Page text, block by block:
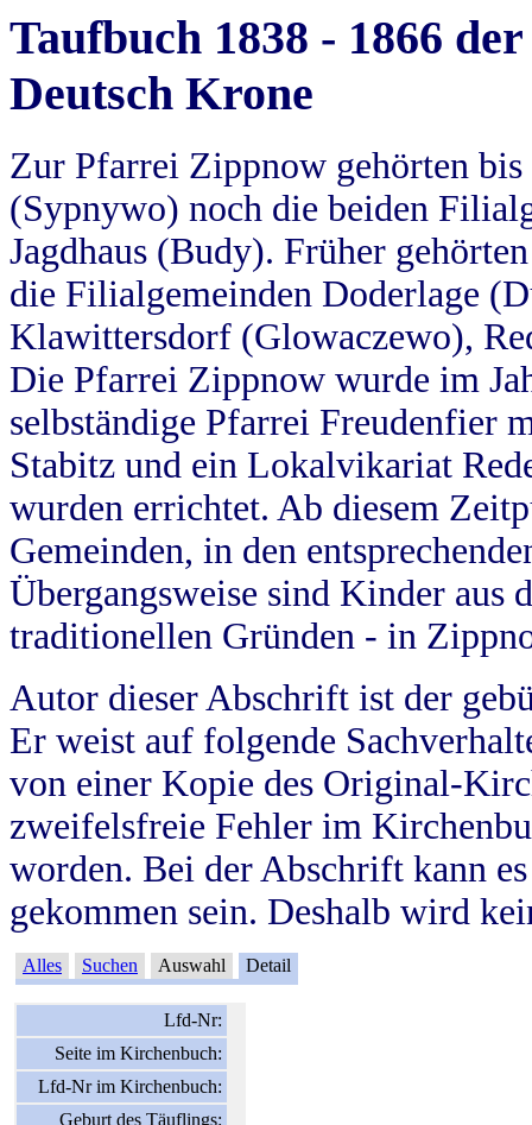
Taufbuch 1838 - 1866
Deutsch Krone
Zur Pfarrei Zippnow gehörten
(Sypnywo) noch die beiden
Jagdhaus (Budy). Früher
die Filialgemeinden Doderlage
Klawittersdorf (Glowaczewo),
Die Pfarrei Zippnow wurde im
selbständige Pfarrei Freudenfier
Stabitz und ein Lokalvikariat
wurden errichtet. Ab diesem
Gemeinden, in den
Übergangsweise sind Kinder aus
traditionellen Gründen - in
Autor dieser Abschrift ist der
Er weist auf folgende
von einer Kopie des Original-
zweifelsfreie Fehler im
worden. Bei der Abschrift kann
gekommen sein. Deshalb wird
Alles Suchen Auswahl Detail
Lfd-Nr:
Seite im Kirchenbuch:
Lfd-Nr im Kirchenbuch:
Geburt des Täuflings: